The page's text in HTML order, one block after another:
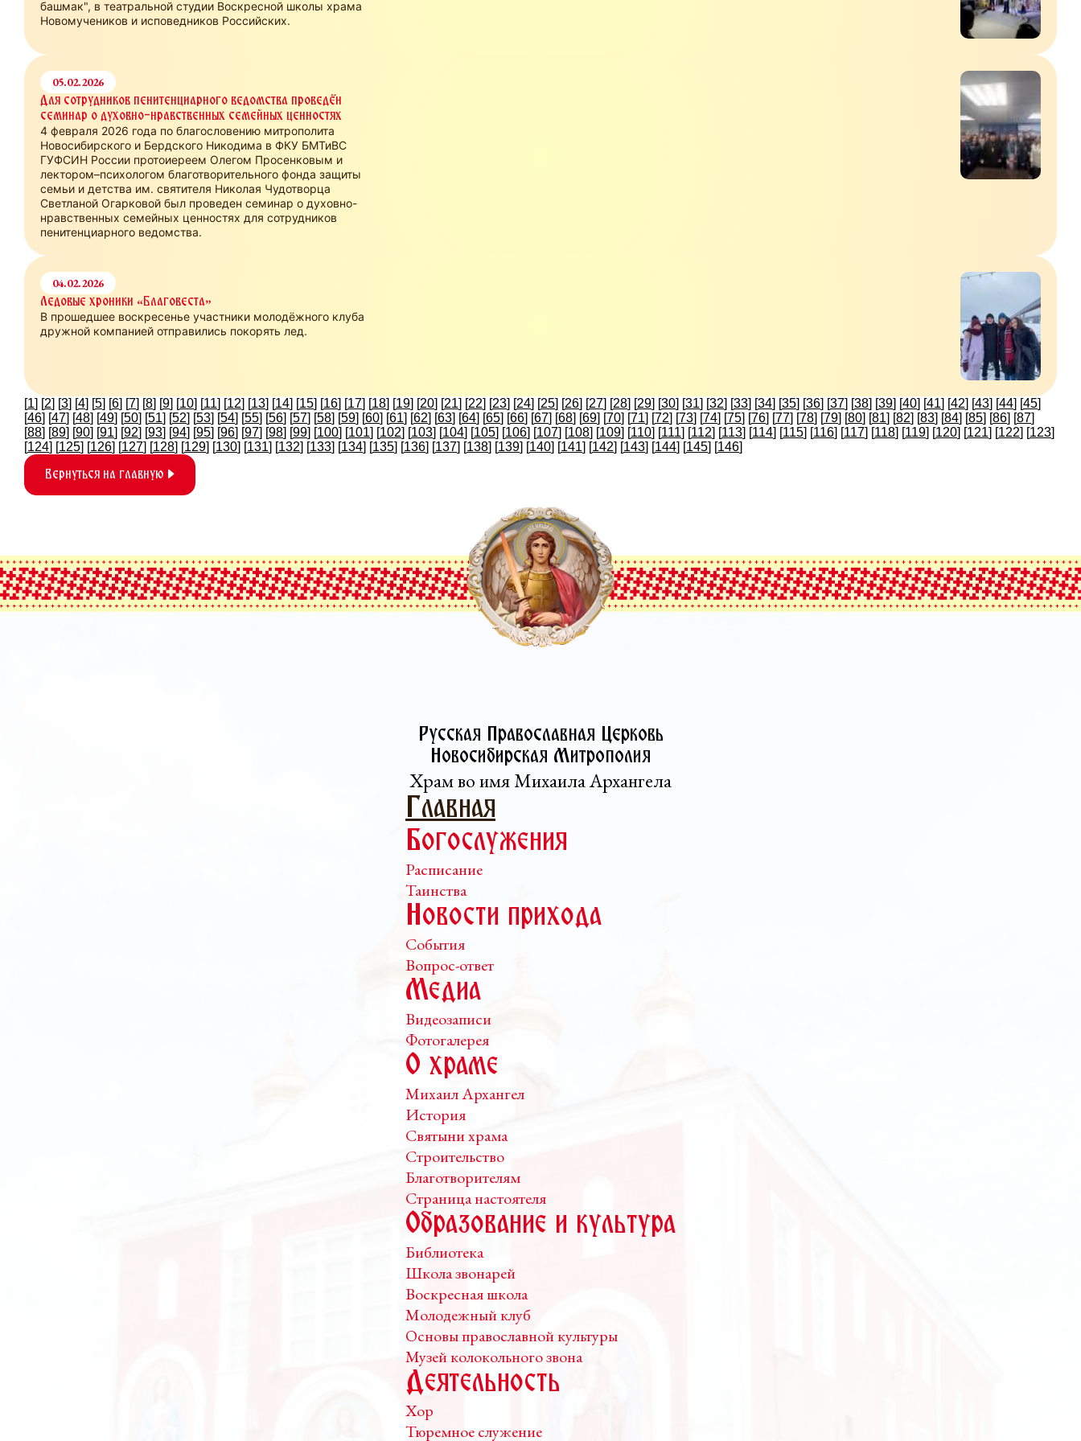
башмак", в театральной студии Воскресной школы храма
Новомучеников и исповедников Российских.
05.02.2026
Для сотрудников пенитенциарного ведомства проведён
семинар о духовно-нравственных семейных ценностях
4 февраля 2026 года по благословению митрополита
Новосибирского и Бердского Никодима в ФКУ БМТиВС
ГУФСИН России протоиереем Олегом Просенковым и
лектором–психологом благотворительного фонда защиты
семьи и детства им. святителя Николая Чудотворца
Светланой Огарковой был проведен семинар о духовно-
нравственных семейных ценностях для сотрудников
пенитенциарного ведомства.
04.02.2026
Ледовые хроники «Благовеста»
В прошедшее воскресенье участники молодёжного клуба
дружной компанией отправились покорять лед.
[1] [2] [3] [4] [5] [6] [7] [8] [9] [10] [11] [12] [13] [14] [15] [16] [17] [18] [19] [20] [21] [22] [23] [24] [25] [26] [27] [28] [29] [30] [31] [32] [33] [34] [35] [36] [37] [38] [39] [40] [41] [42] [43] [44] [45]
[46] [47] [48] [49] [50] [51] [52] [53] [54] [55] [56] [57] [58] [59] [60] [61] [62] [63] [64] [65] [66] [67] [68] [69] [70] [71] [72] [73] [74] [75] [76] [77] [78] [79] [80] [81] [82] [83] [84] [85] [86] [87]
[88] [89] [90] [91] [92] [93] [94] [95] [96] [97] [98] [99] [100] [101] [102] [103] [104] [105] [106] [107] [108] [109] [110] [111] [112] [113] [114] [115] [116] [117] [118] [119] [120] [121] [122] [123]
[124] [125] [126] [127] [128] [129] [130] [131] [132] [133] [134] [135] [136] [137] [138] [139] [140] [141] [142] [143] [144] [145] [146]
Вернуться на главную
Русская Православная Церковь­
Новосибирская Митрополия
Храм во имя Михаила Архангела
Главная
Богослужения
Расписание
Таинства
Новости прихода
События
Вопрос-ответ
Медиа
Видеозаписи
Фотогалерея
О храме
Михаил Архангел
История
Святыни храма
Строительство
Благотворителям
Страница настоятеля
Образование и культура
Библиотека
Школа звонарей
Воскресная школа
Молодежный клуб
Основы православной культуры
Музей колокольного звона
Деятельность
Хор
Тюремное служение